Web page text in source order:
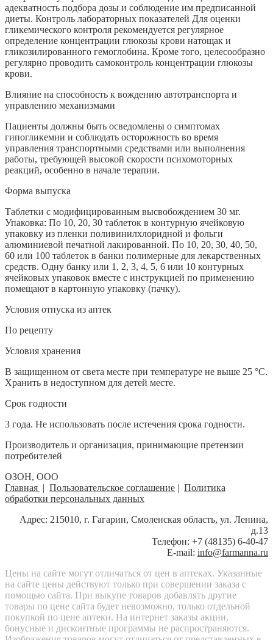
адекватность подбора дозы и соблюдение им предписанной
диеты. Контроль лабораторных показателей Для оценки
гликемического контроля рекомендуется регулярное
определение концентрации глюкозы крови натощак и
гликозилированного гемоглобина. Кроме того, целесообразно
регулярно проводить самоконтроль концентрации глюкозы
крови.
Влияние на способность к вождению автотранспорта и
управлению механизмами
Пациенты должны быть осведомлены о симптомах
гипогликемии и соблюдать осторожность во время
управления транспортными средствами или выполнения
работы, требующей высокой скорости психомоторных
реакций, особенно в начале терапии.
Форма выпуска
Таблетки с модифицированным высвобождением 30 мг.
Упаковка: По 10, 20, 30 таблеток в контурную ячейковую
упаковку из пленки поливинилхлоридной и фольги
алюминиевой печатной лакированной. По 10, 20, 30, 40, 50,
60 или 100 таблеток в банки полимерные для лекарственных
средств. Одну банку или 1, 2, 3, 4, 5, 6 или 10 контурных
ячейковых упаковок вместе с инструкцией по применению
помещают в картонную упаковку (пачку).
Условия отпуска из аптек
По рецепту
Условия хранения
В защищенном от света месте при температуре не выше 25 °С.
Хранить в недоступном для детей месте.
Срок годности
3 года. Не использовать после истечения срока годности.
Производитель и организация, принимающие претензии
потребителей
ОЗОН, ООО
Главная | Пользовательское соглашение | Политика
обработки персональных данных
Адрес: 215010, г. Гагарин, Смоленская область, ул. Ленина,
д.13
Телефон: +7 (48135) 6-40-47
E-mail: info@farmanna.ru
Цены на сайте могут отличаться от цен в аптеках. Указанные
на сайте цены действуют только при совершении заказа с
помощью сайта. При выкупе товаров добавлять другие
товары по цене сайта будет невозможно, только отдельной
покупкой по цене аптеки. На интернет заказы акции,
бонусные и дисконтные программы не распространяются.